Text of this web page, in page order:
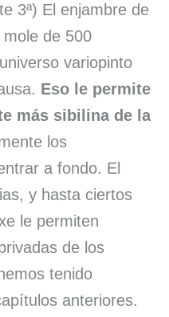
3ª) El enjambre de
de 500
variopinto
Eso le permite
más sibilina de la
los
a fondo. El
y hasta ciertos
le permiten
de los
tenido
anteriores.